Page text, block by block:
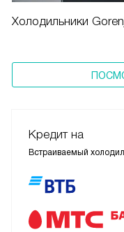
Холодильники
Кредит на
Встраиваемый